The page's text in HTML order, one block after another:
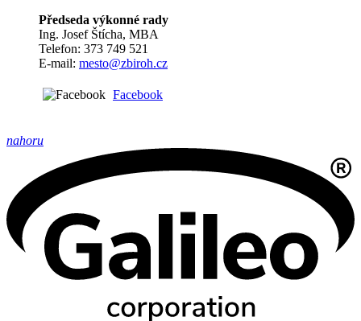
Předseda výkonné rady
Ing. Josef Štícha, MBA
Telefon: 373 749 521
E-mail: mesto@zbiroh.cz
Facebook
nahoru